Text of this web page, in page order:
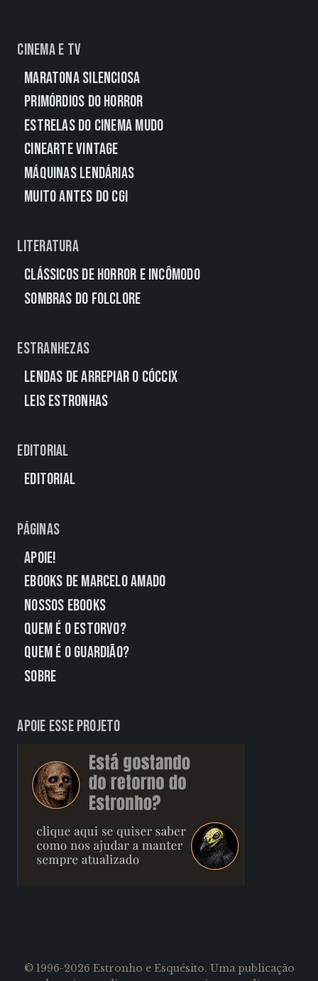
Cinema e TV
Maratona Silenciosa
Primórdios do Horror
Estrelas do Cinema Mudo
CineArte Vintage
Máquinas Lendárias
Muito Antes do CGI
Literatura
Clássicos de Horror e Incômodo
Sombras do Folclore
Estranhezas
Lendas de Arrepiar o Cóccix
Leis Estronhas
Editorial
Editorial
Páginas
Apoie!
eBooks de Marcelo Amado
Nossos eBooks
Quem É o Estorvo?
Quem É o Guardião?
Sobre
Apoie esse projeto
© 1996-2026 Estronho e Esquésito. Uma publicação